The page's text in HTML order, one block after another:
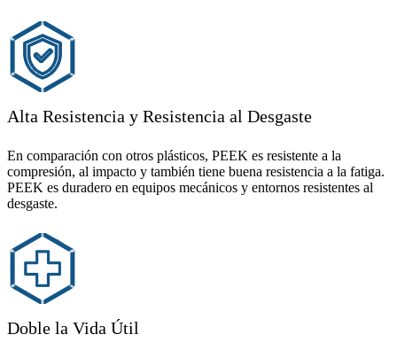
Alta Resistencia y Resistencia al Desgaste
En comparación con otros plásticos, PEEK es resistente a la
compresión, al impacto y también tiene buena resistencia a la fatiga.
PEEK es duradero en equipos mecánicos y entornos resistentes al
desgaste.
Doble la Vida Útil